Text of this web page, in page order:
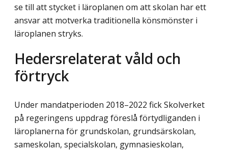
se till att stycket i läroplanen om att skolan har ett
ansvar att motverka traditionella könsmönster i
läroplanen stryks.
Hedersrelaterat våld och
förtryck
Under mandatperioden 2018–2022 fick Skolverket
på regeringens uppdrag föreslå förtydliganden i
läroplanerna för grundskolan, grundsärskolan,
sameskolan, special­skolan, gymnasieskolan,